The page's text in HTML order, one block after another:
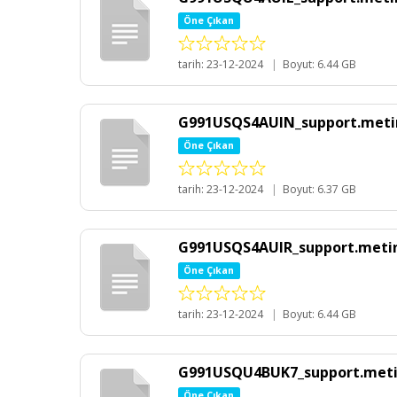
Öne Çıkan
tarih: 23-12-2024 | Boyut: 6.44 GB
Öne Çıkan
tarih: 23-12-2024 | Boyut: 6.37 GB
Öne Çıkan
tarih: 23-12-2024 | Boyut: 6.44 GB